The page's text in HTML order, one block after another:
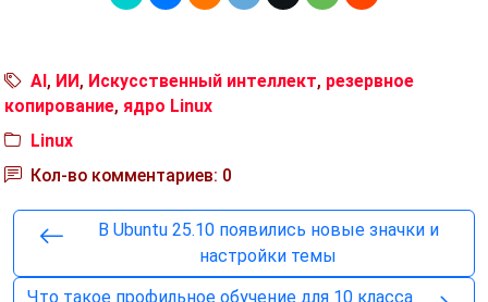
AI , ИИ , Искусственный интеллект, резервное
копирование, ядро Linux
Linux
Кол-во комментариев: 0
В Ubuntu 25.10 появились новые значки и
настройки темы
Что такое профильное обучение для 10 класса